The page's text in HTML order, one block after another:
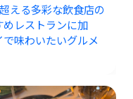
える多彩な飲食店の
レストランに加
味わいたいグルメ